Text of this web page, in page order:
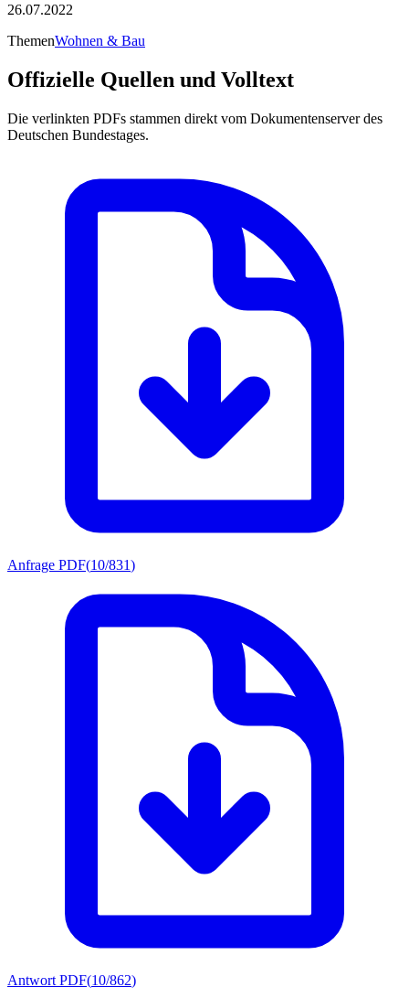
26.07.2022
ThemenWohnen & Bau
Offizielle Quellen und Volltext
Die verlinkten PDFs stammen direkt vom Dokumentenserver des
Deutschen Bundestages.
Anfrage PDF(10/831)
Antwort PDF(10/862)